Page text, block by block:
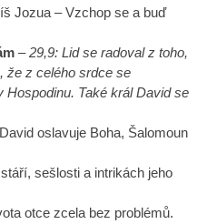
Jozua – Vzchop se a buď
–29,9: Lid se radoval z toho,
že z celého srdce se
Hospodinu. Také král David se
oslavuje Boha, Šalomoun
sešlosti a intrikách jeho
otce zcela bez problémů.